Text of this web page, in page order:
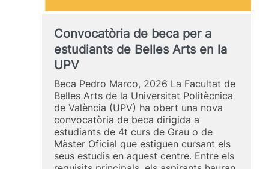
Convocatòria de beca per a
estudiants de Belles Arts en la
UPV
Beca Pedro Marco, 2026 La Facultat de
Belles Arts de la Universitat Politècnica
de València (UPV) ha obert una nova
convocatòria de beca dirigida a
estudiants de 4t curs de Grau o de
Màster Oficial que estiguen cursant els
seus estudis en aquest centre. Entre els